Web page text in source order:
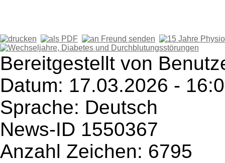
Bereitgestellt von
Datum: 17.03.2026 -
Sprache: Deutsch
News-ID 1550367
Anzahl Zeichen: 6795